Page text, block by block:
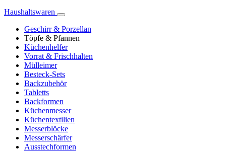
Haushaltswaren
Geschirr & Porzellan
Töpfe & Pfannen
Küchenhelfer
Vorrat & Frischhalten
Mülleimer
Besteck-Sets
Backzubehör
Tabletts
Backformen
Küchenmesser
Küchentextilien
Messerblöcke
Messerschärfer
Ausstechformen